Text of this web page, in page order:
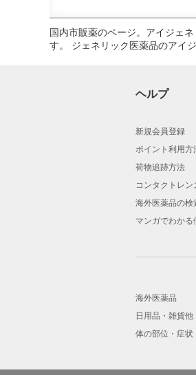
国内市販薬のページ。アイジェ
す。 ジェネリック医薬品のアイ
ヘルプ
新規会員登録
ポイント利用方
荷物追跡方法
コンタクトレン
海外医薬品の検
マンガでわかる
海外医薬品
日用品・雑貨他
体の部位・症状